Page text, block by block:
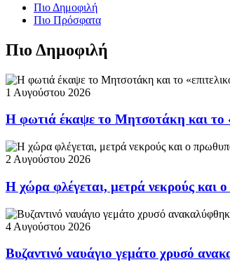
Πιο Δημοφιλή
Πιο Πρόσφατα
Πιο Δημοφιλή
1 Αυγούστου 2026
Η φωτιά έκαψε το Μητσοτάκη και το
2 Αυγούστου 2026
Η χώρα φλέγεται, μετρά νεκρούς και
4 Αυγούστου 2026
Βυζαντινό ναυάγιο γεμάτο χρυσό